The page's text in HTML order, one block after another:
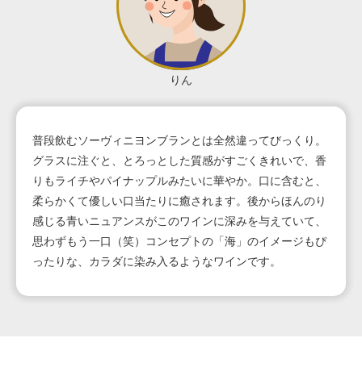
りん
普段飲むソーヴィニヨンブランとは全然違ってびっくり。
グラスに注ぐと、とろっとした質感がすごくきれいで、香
りもライチやパイナップルみたいに華やか。口に含むと、
柔らかくて優しい口当たりに癒されます。後からほんのり
感じる青いニュアンスがこのワインに深みを与えていて、
思わずもう一口（笑）コンセプトの「海」のイメージもぴ
ったりな、カラダに染み入るようなワインです。